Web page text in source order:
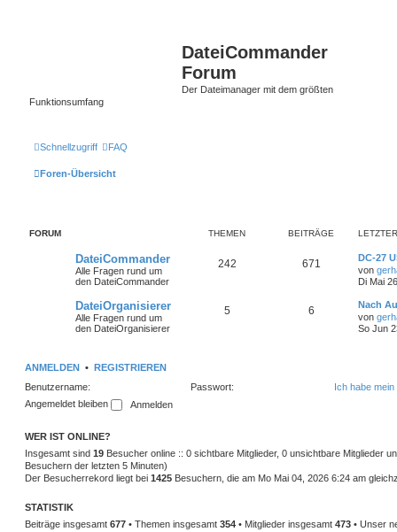
DateiCommander
Forum
Der Dateimanager mit dem größten
Funktionsumfang
Schnellzugriff FAQ
Foren-Übersicht
FORUM THEMEN BEITRÄGE
DateiCommander
Alle Fragen rund um
den DateiCommander
242 671
DC-27
von
Di Mai
DateiOrganisierer
Alle Fragen rund um
den DateiOrganisierer
5 6
Nach
von
So Jun
ANMELDEN • REGISTRIEREN
Benutzername:
Passwort:
Ich habe
Angemeldet bleiben
WER IST ONLINE?
Insgesamt sind 19 Besucher online :: 0 sichtbare Mitglieder, 0 unsichtbare Mitglieder
Besuchern der letzten 5 Minuten)
Der Besucherrekord liegt bei 1425 Besuchern, die am Mo Mai 04, 2026 6:24 am
STATISTIK
Beiträge insgesamt 677 • Themen insgesamt 354 • Mitglieder insgesamt 473 • Unser